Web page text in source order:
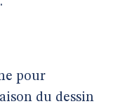
pour
du dessin